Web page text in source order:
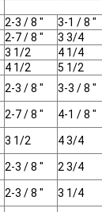
2-3 / 8 " 3-1 / 8 "
2-7 / 8 " 3 3/4
3 1/2 4 1/4
4 1/2 5 1/2
2-3 / 8 " 3-3 / 8 "
2-7 / 8 " 4-1 / 8 "
3 1/2 4 3/4
2-3 / 8 " 2 3/4
2-3 / 8 " 3 1/4